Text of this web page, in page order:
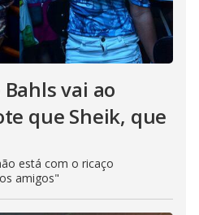
vai ao
que Sheik, que
está com o ricaço
amigos"